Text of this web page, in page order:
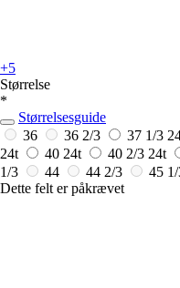
+5
Størrelse
*
Størrelsesguide
36
36 2/3 37 1/3
24t
40 24t 40 2/3 24t
1/3
44 44 2/3
45
Dette felt er påkrævet